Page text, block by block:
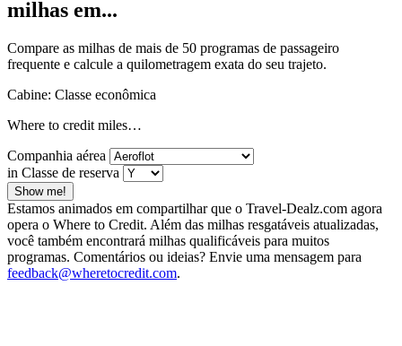
milhas em...
Compare as milhas de mais de 50 programas de passageiro
frequente e calcule a quilometragem exata do seu trajeto.
Cabine: Classe econômica
Where to credit miles…
Companhia aérea
in Classe de reserva
Show me!
Estamos animados em compartilhar que o Travel-Dealz.com agora
opera o Where to Credit. Além das milhas resgatáveis atualizadas,
você também encontrará milhas qualificáveis para muitos
programas. Comentários ou ideias? Envie uma mensagem para
feedback@wheretocredit.com.